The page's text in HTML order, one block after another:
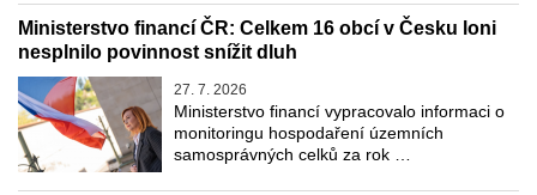
Ministerstvo financí ČR: Celkem 16 obcí v Česku loni
nesplnilo povinnost snížit dluh
27. 7. 2026
Ministerstvo financí vypracovalo informaci o
monitoringu hospodaření územních
samosprávných celků za rok …